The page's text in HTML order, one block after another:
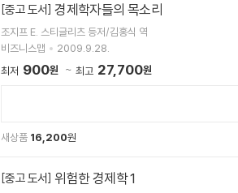
[중고 도서] 경제학자들의 목소리
조지프 E. 스티글리츠 등저/김홍식 역
비즈니스맵
2009.9.28.
최저 900원 최고 27,700원
새상품 16,200원
[중고 도서] 위험한 경제학 1